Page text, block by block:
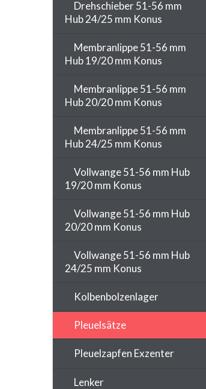
Drehschieber 51-56 mm
Hub 24/25 mm Konus
Membranlippe 51-56 mm
Hub 19/20 mm Konus
Membranlippe 51-56 mm
Hub 20/20 mm Konus
Membranlippe 51-56 mm
Hub 24/25 mm Konus
Vollwange 51-56 mm Hub
19/20 mm Konus
Vollwange 51-56 mm Hub
20/20 mm Konus
Vollwange 51-56 mm Hub
24/25 mm Konus
Kolbenbolzenlager
Pleuelsätze
Pleuelzapfen Exzenter
Lenker